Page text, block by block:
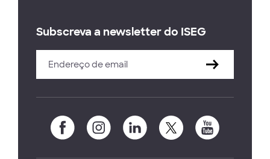
Subscreva a newsletter do ISEG